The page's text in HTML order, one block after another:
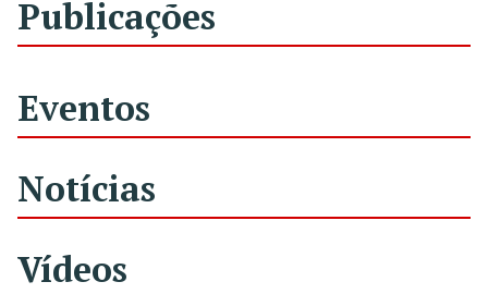
Publicações
Eventos
Notícias
Vídeos